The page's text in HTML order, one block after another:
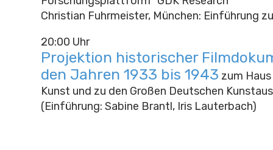
Christian Fuhrmeister, München: Einführung
20:00 Uhr
Projektion historischer
den Jahren 1933 bis 1943 zum
Kunst und zu den Großen Deutschen
(Einführung: Sabine Brantl, Iris Lauterbach)